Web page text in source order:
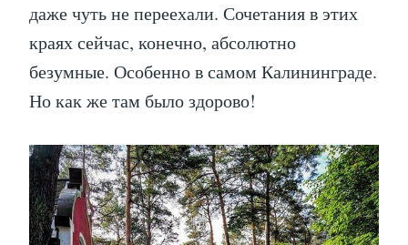
даже чуть не переехали. Сочетания в этих
краях сейчас, конечно, абсолютно
безумные. Особенно в самом Калининграде.
Но как же там было здорово!